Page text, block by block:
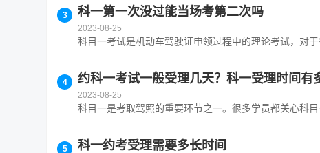
科一第一次没过能当场考第二次吗
2023-08-25
科目一考试是机动车驾驶证申领过程中的理论考试，对
约科一考试一般受理几天？科一受理时间有
2023-08-25
科目一是考取驾照的重要环节之一。很多学员都关心科
科一约考受理需要多长时间